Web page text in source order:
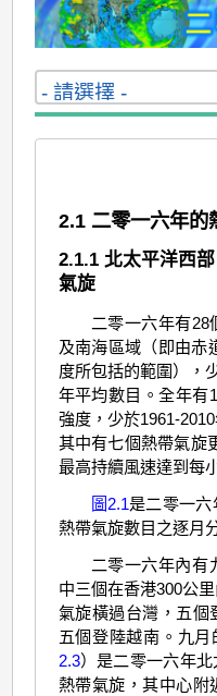
2.1 二零一六年的
2.1.1 北太平洋西
氣旋
二零一六年有
及南海區域（即由赤
度所包括的範圍），
年平均數目。全年有
強度，少於1961-
其中有七個熱帶氣旋
最高持續風速達到每
圖2.1是二零一六
熱帶氣旋數目之逐月
二零一六年內有
中三個在香港300公
氣旋橫過台灣，五個
五個登陸越南。九
2.3）是二零一六年
熱帶氣旋，其中心附